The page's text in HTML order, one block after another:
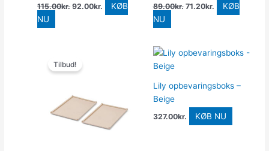
115.00kr. 92.00kr.
KØB
NU
89.00kr. 71.20kr.
KØB
NU
Tilbud!
pris
Lily opbevaringsboks –
Beige
327.00kr. KØB NU